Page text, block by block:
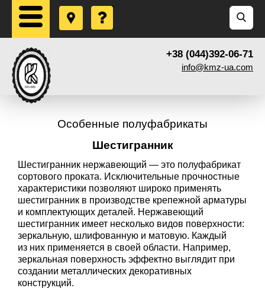
+38 (044)392-06-71
info@kmz-ua.com
Особенные полуфабрикаты
Шестигранник
Шестигранник нержавеющий — это полуфабрикат
сортового проката. Исключительные прочностные
характеристики позволяют широко применять
шестигранник в производстве крепежной арматуры
и комплектующих деталей. Нержавеющий
шестигранник имеет несколько видов поверхности:
зеркальную, шлифованную и матовую. Каждый
из них применяется в своей области. Например,
зеркальная поверхность эффектно выглядит при
создании металлических декоративных
конструкций.